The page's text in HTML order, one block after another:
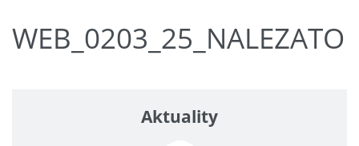
WEB_0203_25_NALEZATO
Aktuality